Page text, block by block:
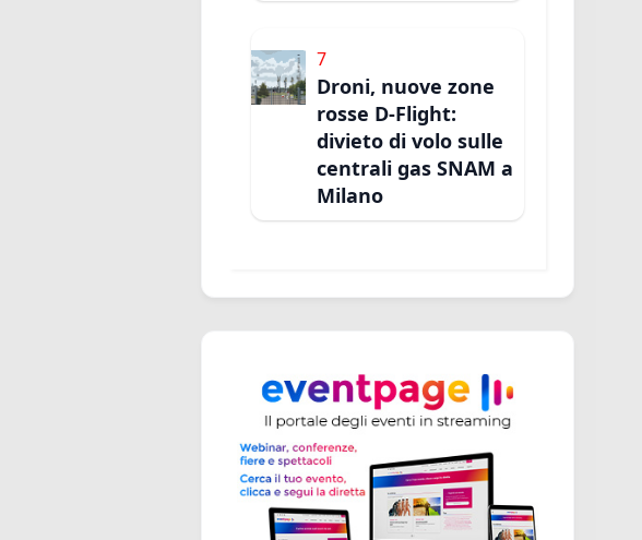
7
Droni, nuove zone
rosse D-Flight:
divieto di volo sulle
centrali gas SNAM a
Milano